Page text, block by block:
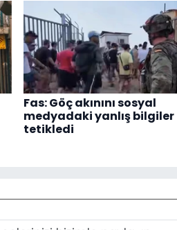
Fas: Göç akınını sosyal
medyadaki yanlış bilgiler
tetikledi